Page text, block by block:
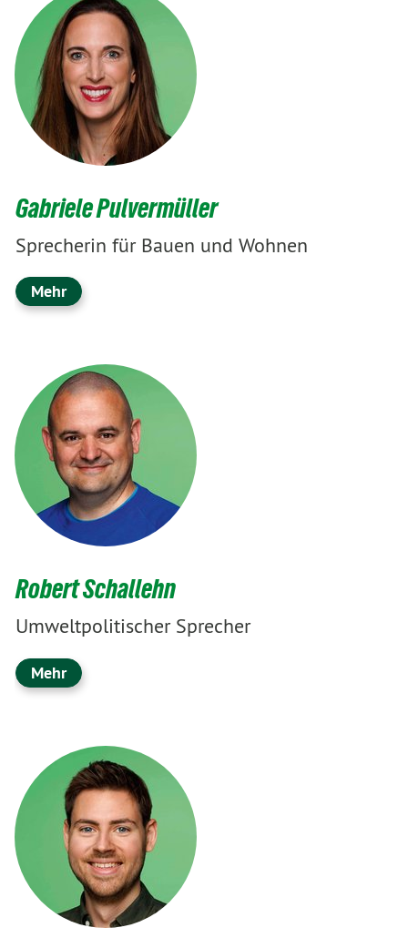
Gabriele Pulvermüller
Sprecherin für Bauen und Wohnen
Mehr
Robert Schallehn
Umweltpolitischer Sprecher
Mehr